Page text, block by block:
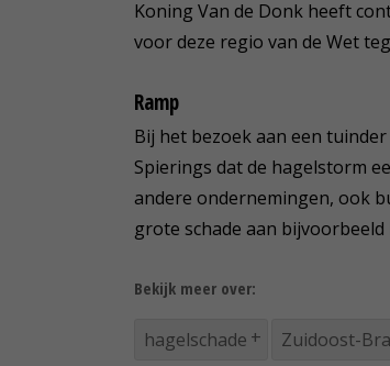
Koning Van de Donk heeft
voor deze regio van de Wet
Ramp
Bij het bezoek aan een
Spierings dat de hagelstorm
andere ondernemingen, ook
grote schade aan bijvoorbeeld
Bekijk meer over:
hagelschade Zuidoost-